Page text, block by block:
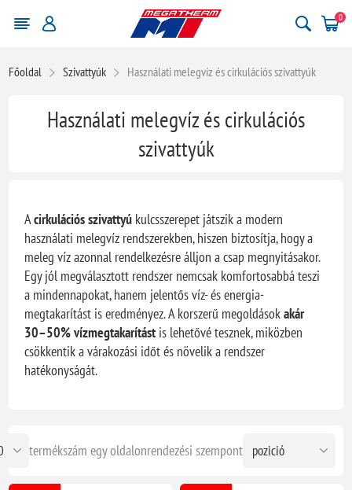
0
Főoldal Szivattyúk Használati melegvíz és cirkulációs szivattyúk
Használati melegvíz és cirkulációs
szivattyúk
Acirkulációs szivattyú kulcsszerepet játszik a modern
használati melegvíz rendszerekben, hiszen biztosítja, hogy a
meleg víz azonnal rendelkezésre álljon a csap megnyitásakor.
Egy jól megválasztott rendszer nemcsak komfortosabbá teszi
a mindennapokat, hanem jelentős víz- és energia-
megtakarítást is eredményez. A korszerű megoldásokakár
30–50% vízmegtakarítást is lehetővé tesznek, miközben
csökkentik a várakozási időt és növelik a rendszer
hatékonyságát.
rendezési szempont
termékszám egy oldalon